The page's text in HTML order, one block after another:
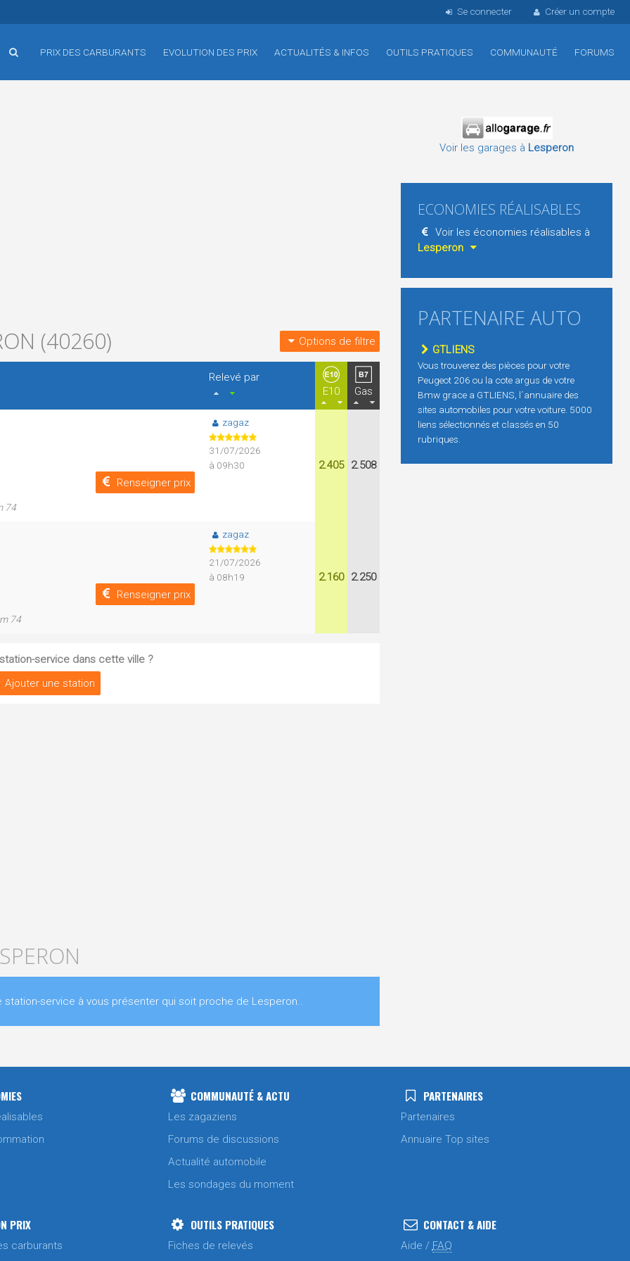
Se connecter Créer un compte
PRIX DES CARBURANTS EVOLUTION DES PRIX ACTUALITÉS & INFOS OUTILS PRATIQUES COMMUNAUTÉ FORUMS
(40260) Options de filtre
Relevé par
E10
Gas
Renseigner prix
74
zagaz
31/07/2026
à 09h30
2.405 2.508
Renseigner prix
74
zagaz
21/07/2026
à 08h19
2.160 2.250
service dans cette ville ?
Ajouter une station
service à vous présenter qui soit proche de Lesperon..
Voir les garages à Lesperon
ECONOMIES RÉALISABLES
Voir les économies réalisables à
Lesperon
PARTENAIRE AUTO
GTLIENS
Vous trouverez des pièces pour votre
Peugeot 206 ou la cote argus de votre
Bmw grace a GTLIENS, l´annuaire des
sites automobiles pour votre voiture. 5000
liens sélectionnés et classés en 50
rubriques.
COMMUNAUTÉ & ACTU
Les zagaziens
Forums de discussions
Actualité automobile
Les sondages du moment
PARTENAIRES
Partenaires
Annuaire Top sites
PRIX
carburants
OUTILS PRATIQUES
Fiches de relevés
CONTACT & AIDE
Aide / FAQ